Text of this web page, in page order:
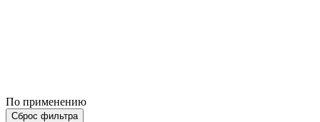
По применению
Сброс фильтра